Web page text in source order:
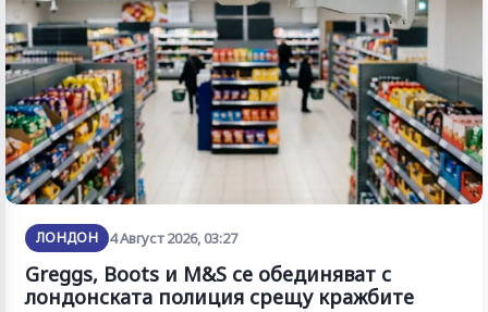
ЛОНДОН 4 Август 2026, 03:27
Greggs, Boots и M&S се обединяват с
лондонската полиция срещу кражбите